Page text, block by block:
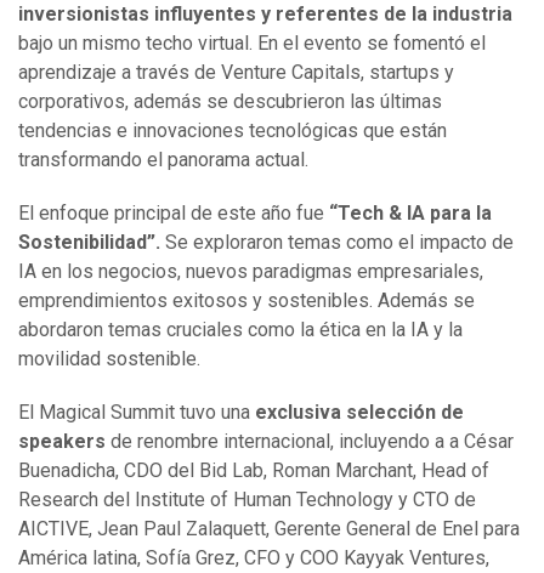
inversionistas influyentes y referentes de la industria
bajo un mismo techo virtual. En el evento se fomentó el
aprendizaje a través de Venture Capitals, startups y
corporativos, además se descubrieron las últimas
tendencias e innovaciones tecnológicas que están
transformando el panorama actual.
El enfoque principal de este año fue “Tech & IA para la
Sostenibilidad”. Se exploraron temas como el impacto de
IA en los negocios, nuevos paradigmas empresariales,
emprendimientos exitosos y sostenibles. Además se
abordaron temas cruciales como la ética en la IA y la
movilidad sostenible.
El Magical Summit tuvo una exclusiva selección de
speakers de renombre internacional, incluyendo a a César
Buenadicha, CDO del Bid Lab, Roman Marchant, Head of
Research del Institute of Human Technology y CTO de
AICTIVE, Jean Paul Zalaquett, Gerente General de Enel para
América latina, Sofía Grez, CFO y COO Kayyak Ventures,